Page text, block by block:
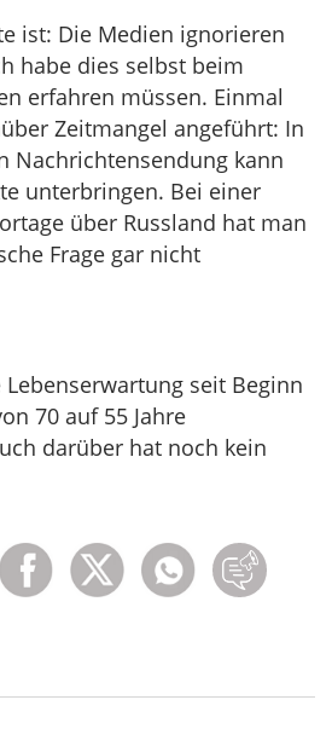
ist: Die Medien ignorieren
habe dies selbst beim
erfahren müssen. Einmal
Zeitmangel angeführt: In
Nachrichtensendung kann
unterbringen. Bei einer
über Russland hat man
Frage gar nicht
seit Beginn
70 auf 55 Jahre
darüber hat noch kein